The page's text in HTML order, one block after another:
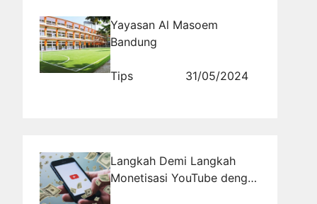
Yayasan Al Masoem
Bandung
Tips 31/05/2024
Langkah Demi Langkah
Monetisasi YouTube dengan